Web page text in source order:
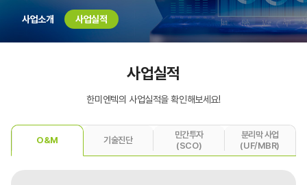
사업소개 사업실적
사업실적
한미엔텍의 사업실적을 확인해보세요!
O&M 기술진단
민간투자
(SCO)
분리막 사업
(UF/MBR)